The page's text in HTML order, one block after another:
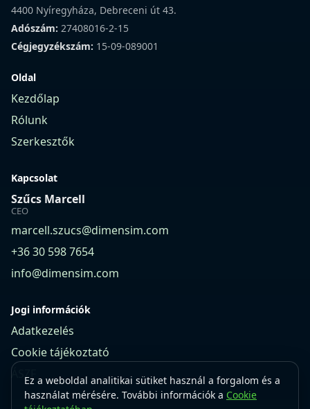
Ez a weboldal analitikai sütiket használ a forgalom és a
használat mérésére. További információk a Cookie
4400 Nyíregyháza, Debreceni út 43.
Adószám: 27408016-2-15
Cégjegyzékszám: 15-09-089001
Oldal
Kezdőlap
Rólunk
Szerkesztők
Kapcsolat
Szűcs Marcell
CEO
marcell.szucs@dimensim.com
+36 30 598 7654
info@dimensim.com
Jogi információk
Adatkezelés
Cookie tájékoztató
ÁSZF